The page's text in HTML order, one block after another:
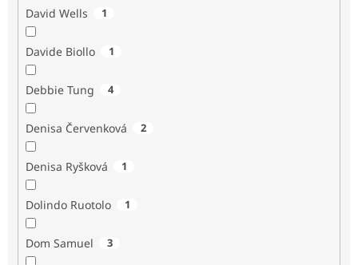
David Wells 1
Davide Biollo 1
Debbie Tung 4
Denisa Červenková 2
Denisa Ryšková 1
Dolindo Ruotolo 1
Dom Samuel 3